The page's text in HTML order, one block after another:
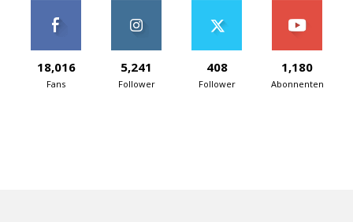
18,016
Fans
5,241
Follower
408
Follower
1,180
Abonnenten